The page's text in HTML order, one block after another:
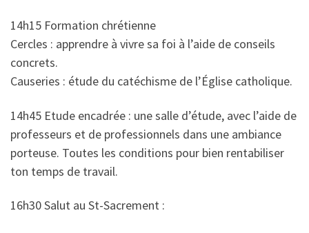
14h15 Formation chrétienne
Cercles : apprendre à vivre sa foi à l’aide de conseils
concrets.
Causeries : étude du catéchisme de l’Église catholique.
14h45 Etude encadrée : une salle d’étude, avec l’aide de
professeurs et de professionnels dans une ambiance
porteuse. Toutes les conditions pour bien rentabiliser
ton temps de travail.
16h30 Salut au St-Sacrement :